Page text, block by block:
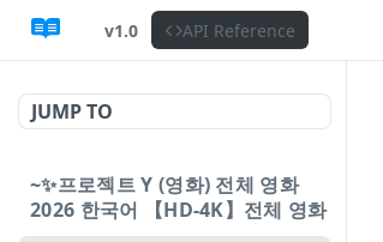
v1.0 API Reference
JUMP TO
~✨프로젝트 Y (영화) 전체 영화
2026 한국어 【HD-4K】전체 영화